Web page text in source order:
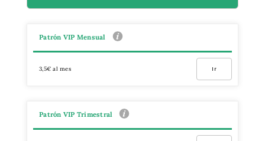
Patrón VIP Mensual
3,5€ al mes Ir
Patrón VIP Trimestral